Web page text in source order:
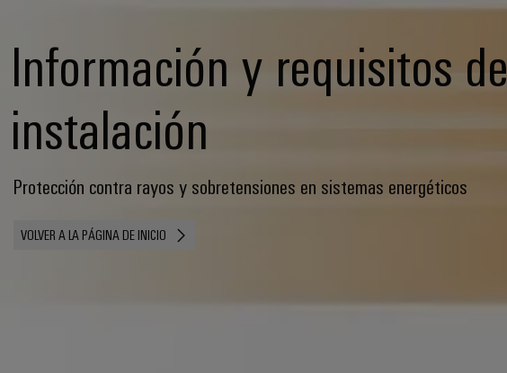
Información y requisitos de
instalación
Protección contra rayos y sobretensiones en sistemas energéticos
VOLVER A LA PÁGINA DE INICIO